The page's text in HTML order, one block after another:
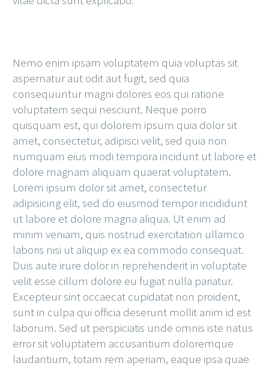
Nemo enim ipsam voluptatem quia voluptas sit
aspernatur aut odit aut fugit, sed quia
consequuntur magni dolores eos qui ratione
voluptatem sequi nesciunt. Neque porro
quisquam est, qui dolorem ipsum quia dolor sit
amet, consectetur, adipisci velit, sed quia non
numquam eius modi tempora incidunt ut labore et
dolore magnam aliquam quaerat voluptatem.
Lorem ipsum dolor sit amet, consectetur
adipisicing elit, sed do eiusmod tempor incididunt
ut labore et dolore magna aliqua. Ut enim ad
minim veniam, quis nostrud exercitation ullamco
laboris nisi ut aliquip ex ea commodo consequat.
Duis aute irure dolor in reprehenderit in voluptate
velit esse cillum dolore eu fugiat nulla pariatur.
Excepteur sint occaecat cupidatat non proident,
sunt in culpa qui officia deserunt mollit anim id est
laborum. Sed ut perspiciatis unde omnis iste natus
error sit voluptatem accusantium doloremque
laudantium, totam rem aperiam, eaque ipsa quae